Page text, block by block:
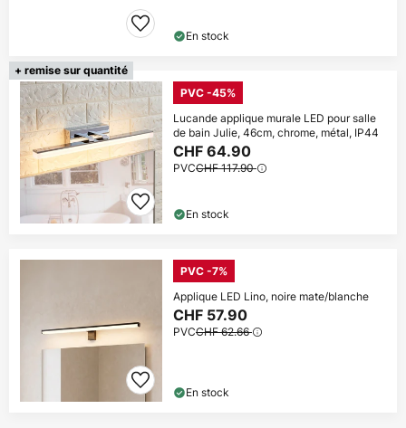
En stock
+ remise sur quantité
PVC -45%
Lucande applique murale LED pour salle
de bain Julie, 46cm, chrome, métal, IP44
CHF 64.90
PVCCHF 117.90
En stock
PVC -7%
Applique LED Lino, noire mate/blanche
CHF 57.90
PVCCHF 62.66
En stock